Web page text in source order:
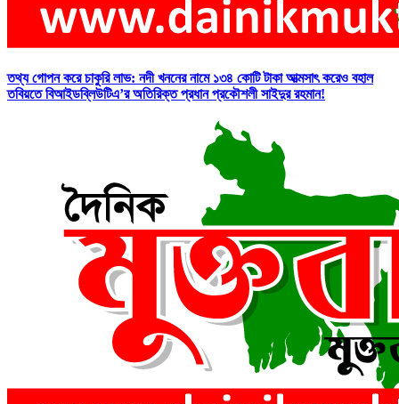
তথ্য গোপন করে চাকুরি লাভ: নদী খননের নামে ১৩৪ কোটি টাকা আত্মসাৎ করেও বহাল
তবিয়তে বিআইডব্লিউটিএ’র অতিরিক্ত প্রধান প্রকৌশলী সাইদুর রহমান!